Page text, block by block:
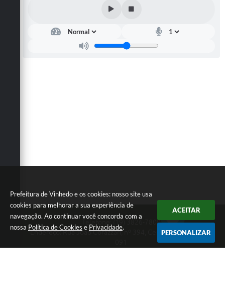
Prefeitura de Vinhedo e os cookies: nosso site usa
cookies para melhorar a sua experiência de
navegação. Ao continuar você concorda com a
nossa Política de Cookies e Privacidade.
ACEITAR
PERSONALIZAR
Associação dos Servidores Públicos Municipais de
Legislação
Serviços Online
Telefone: (19) 3826-7800
Endereço: Rua João Corazzari, nº 394, Centro | CEP: 13280-